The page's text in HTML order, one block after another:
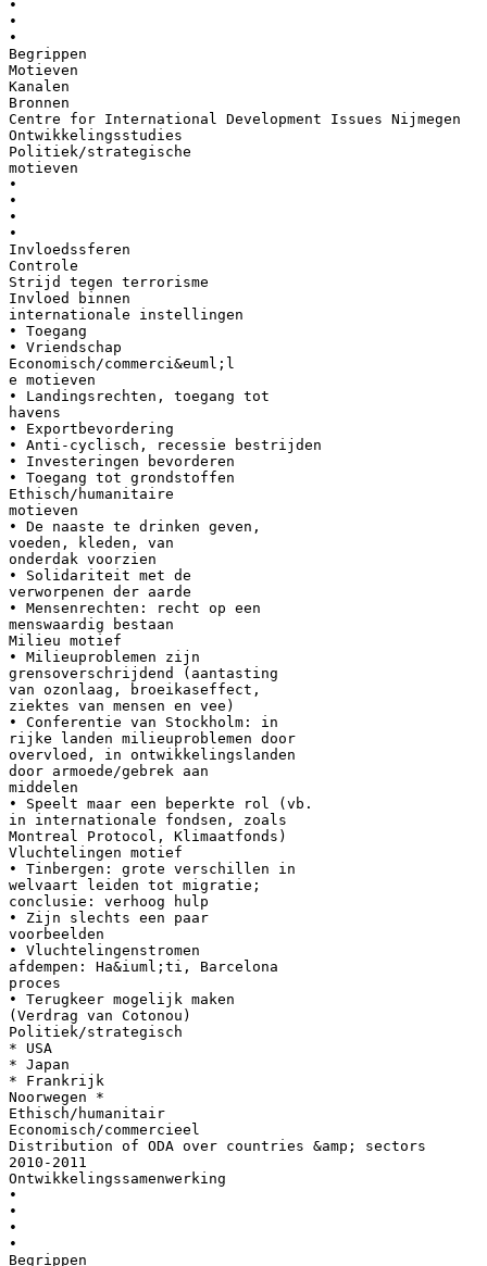
•
•
•
Begrippen
Motieven
Kanalen
Bronnen
Centre for International Development Issues Nijmegen
Ontwikkelingsstudies
Politiek/strategische
motieven
•
•
•
•
Invloedssferen
Controle
Strijd tegen terrorisme
Invloed binnen
internationale instellingen
• Toegang
• Vriendschap
Economisch/commerci&euml;l
e motieven
• Landingsrechten, toegang tot
havens
• Exportbevordering
• Anti-cyclisch, recessie bestrijden
• Investeringen bevorderen
• Toegang tot grondstoffen
Ethisch/humanitaire
motieven
• De naaste te drinken geven,
voeden, kleden, van
onderdak voorzien
• Solidariteit met de
verworpenen der aarde
• Mensenrechten: recht op een
menswaardig bestaan
Milieu motief
• Milieuproblemen zijn
grensoverschrijdend (aantasting
van ozonlaag, broeikaseffect,
ziektes van mensen en vee)
• Conferentie van Stockholm: in
rijke landen milieuproblemen door
overvloed, in ontwikkelingslanden
door armoede/gebrek aan
middelen
• Speelt maar een beperkte rol (vb.
in internationale fondsen, zoals
Montreal Protocol, Klimaatfonds)
Vluchtelingen motief
• Tinbergen: grote verschillen in
welvaart leiden tot migratie;
conclusie: verhoog hulp
• Zijn slechts een paar
voorbeelden
• Vluchtelingenstromen
afdempen: Ha&iuml;ti, Barcelona
proces
• Terugkeer mogelijk maken
(Verdrag van Cotonou)
Politiek/strategisch
* USA
* Japan
* Frankrijk
Noorwegen *
Ethisch/humanitair
Economisch/commercieel
Distribution of ODA over countries &amp; sectors
2010-2011
Ontwikkelingssamenwerking
•
•
•
•
Begrippen